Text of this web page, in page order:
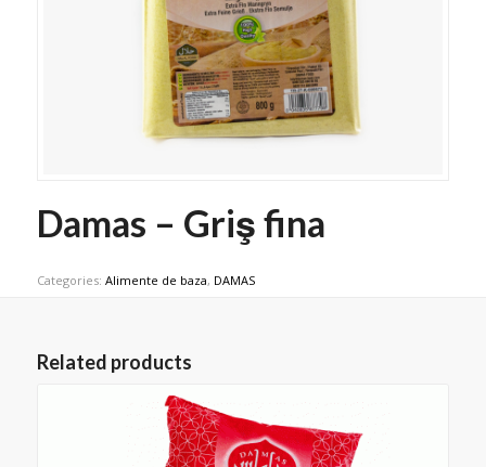
Damas – Griş fina
Categories: Alimente de baza, DAMAS
Related products